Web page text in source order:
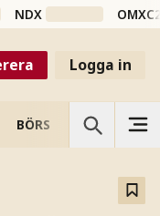
NDX
Logga in
BÖRS VETENSKAP